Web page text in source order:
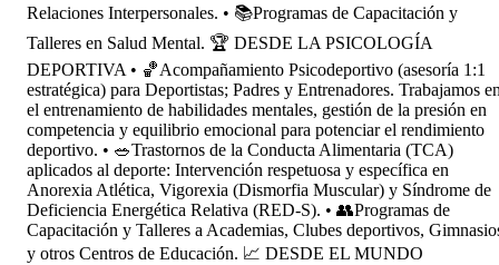
Relaciones Interpersonales. • 📚Programas de Capacitación y
Talleres en Salud Mental. 🏆 DESDE LA PSICOLOGÍA
DEPORTIVA • 🏀Acompañamiento Psicodeportivo (asesoría 1:1
estratégica) para Deportistas; Padres y Entrenadores. Trabajamos
el entrenamiento de habilidades mentales, gestión de la presión en
competencia y equilibrio emocional para potenciar el rendimiento
deportivo. • 🥗Trastornos de la Conducta Alimentaria (TCA)
aplicados al deporte: Intervención respetuosa y específica en
Anorexia Atlética, Vigorexia (Dismorfia Muscular) y Síndrome de
Deficiencia Energética Relativa (RED-S). • 👥Programas de
Capacitación y Talleres a Academias, Clubes deportivos,
y otros Centros de Educación. 📈 DESDE EL MUNDO